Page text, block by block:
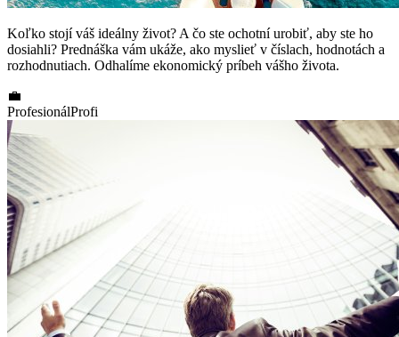
Koľko stojí váš ideálny život? A čo ste ochotní urobiť, aby ste ho
dosiahli? Prednáška vám ukáže, ako myslieť v číslach, hodnotách a
rozhodnutiach. Odhalíme ekonomický príbeh vášho života.
💼
ProfesionálProfi